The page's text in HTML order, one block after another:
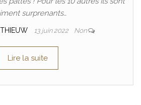
surprenants…
13 juin 2022 Non
Lire la suite